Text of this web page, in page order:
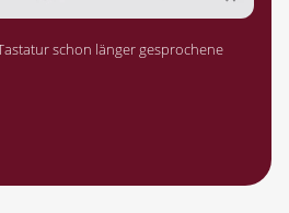
schon länger gesprochene